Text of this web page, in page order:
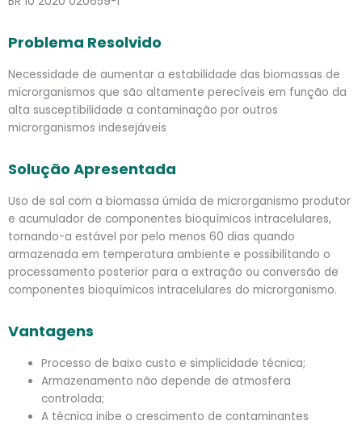
Problema Resolvido
Necessidade de aumentar a estabilidade das biomassas de
microrganismos que são altamente perecíveis em função da
alta susceptibilidade a contaminação por outros
microrganismos indesejáveis
Solução Apresentada
Uso de sal com a biomassa úmida de microrganismo produtor
e acumulador de componentes bioquímicos intracelulares,
tornando-a estável por pelo menos 60 dias quando
armazenada em temperatura ambiente e possibilitando o
processamento posterior para a extração ou conversão de
componentes bioquímicos intracelulares do microrganismo.
Vantagens
Processo de baixo custo e simplicidade técnica;
Armazenamento não depende de atmosfera
controlada;
A técnica inibe o crescimento de contaminantes